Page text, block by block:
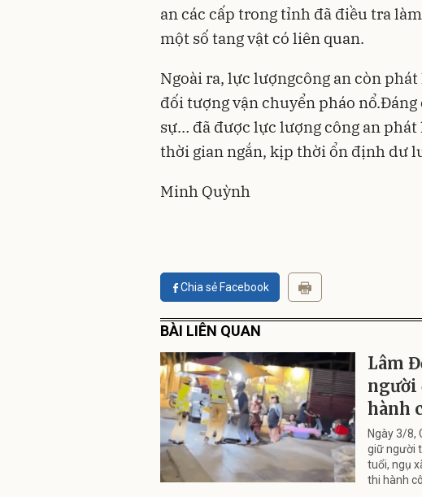
an các cấp trong tỉnh đã điều tra
một số tang vật có liên quan.
Ngoài ra, lực lượngcông an còn
đối tượng vận chuyển pháo
sự… đã được lực lượng công an
thời gian ngắn, kịp thời ổn định dư
Minh Quỳnh
Chia sẻ Facebook
BÀI LIÊN QUAN
Lâm
người
hành
Ngày 3/8,
giữ người
tuổi, ngụ
thi hành